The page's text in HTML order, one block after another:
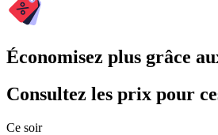
Économisez plus grâce
Consultez les prix pour
Ce soir